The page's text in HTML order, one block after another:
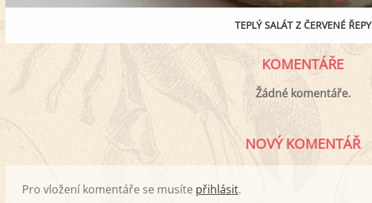
TEPLÝ SALÁT Z ČERVENÉ ŘEPY
KOMENTÁŘE
Žádné komentáře.
NOVÝ KOMENTÁŘ
Pro vložení komentáře se musíte přihlásit.